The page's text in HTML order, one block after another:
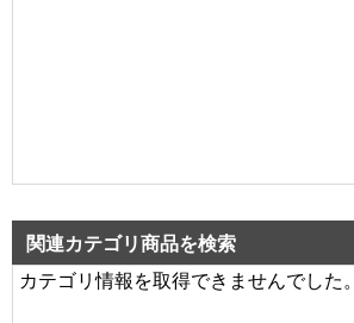
関連カテゴリ商品を検索
カテゴリ情報を取得できませんでした。